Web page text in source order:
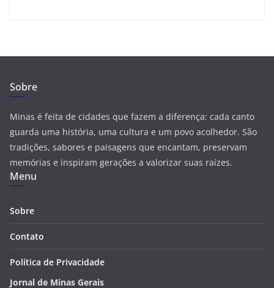
Sobre
Minas é feita de cidades que fazem a diferença: cada canto
guarda uma história, uma cultura e um povo acolhedor. São
tradições, sabores e paisagens que encantam, preservam
memórias e inspiram gerações a valorizar suas raízes.
Menu
Sobre
Contato
Política de Privacidade
Jornal de Minas Gerais